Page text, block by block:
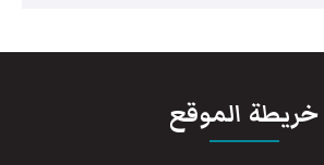
خريطة الموقع